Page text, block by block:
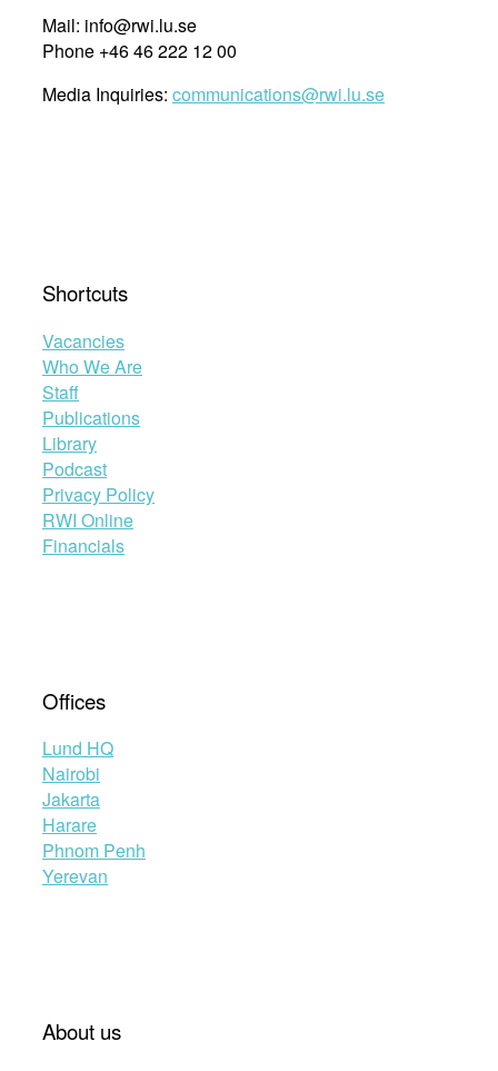
Mail: info@rwi.lu.se
Phone +46 46 222 12 00
Media Inquiries: communications@rwi.lu.se
Shortcuts
Vacancies
Who We Are
Staff
Publications
Library
Podcast
Privacy Policy
RWI Online
Financials
Offices
Lund HQ
Nairobi
Jakarta
Harare
Phnom Penh
Yerevan
About us